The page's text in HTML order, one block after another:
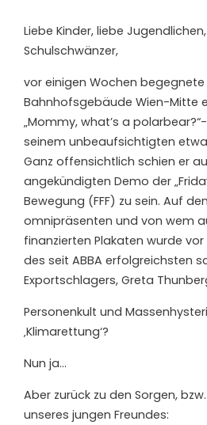
Liebe Kinder, liebe
Schulschwänzer,
vor einigen Wochen
Bahnhofsgebäude Wien-Mitte
„Mommy, what’s a
seinem unbeaufsichtigten
Ganz offensichtlich schien er
angekündigten Demo der
Bewegung (FFF) zu sein. Auf
omnipräsenten und von wem
finanzierten Plakaten wurde
des seit ABBA erfolgreichsten
Exportschlagers, Greta
Personenkult und
‚Klimarettung‘?
Nun ja…
Aber zurück zu den Sorgen,
unseres jungen Freundes: